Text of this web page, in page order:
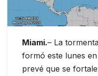
Miami.– La
formó este lunes
prevé que se